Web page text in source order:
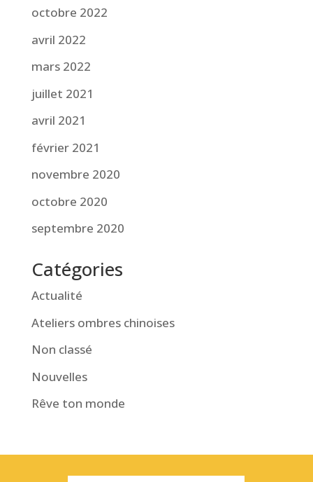
octobre 2022
avril 2022
mars 2022
juillet 2021
avril 2021
février 2021
novembre 2020
octobre 2020
septembre 2020
Catégories
Actualité
Ateliers ombres chinoises
Non classé
Nouvelles
Rêve ton monde